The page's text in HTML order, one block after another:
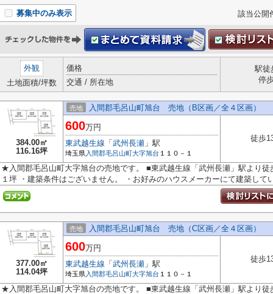
募集中のみ表示 該当公開
外観
土地面積/坪数
価格
交通 / 所在地
駅徒
停
384.00㎡
116.16坪
売地 入間郡毛呂山町旭台 売地（B区画／全４区画）
600万円
東武越生線 「 武州長瀬 」駅
埼玉県入間郡毛呂山町大字旭台 １１０－１
徒歩
★入間郡毛呂山町大字旭台の売地です。 ■東武越生線「武州長瀬」駅より
１坪 ・建築条件はございません。 ・お好みのハウスメーカーにて建築して
377.00㎡
114.04坪
売地 入間郡毛呂山町旭台 売地（C区画／全４区画）
600万円
東武越生線 「 武州長瀬 」駅
埼玉県入間郡毛呂山町大字旭台 １１０－１
徒歩
★入間郡毛呂山町大字旭台の売地です。 ■東武越生線「武州長瀬」駅より